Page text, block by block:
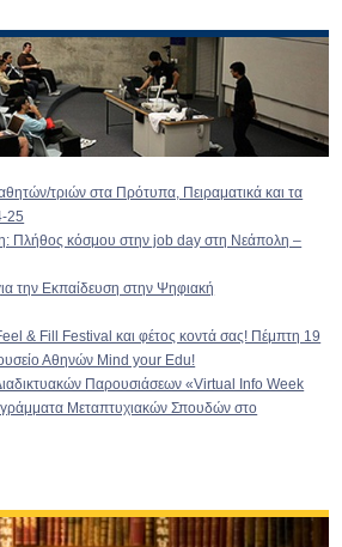
τριών στα Πρότυπα, Πειραματικά και τα
25
Πλήθος κόσμου στην job day στη Νεάπολη –
την Εκπαίδευση στην Ψηφιακή
& Fill Festival και φέτος κοντά σας! Πέμπτη 19
Αθηνών Mind your Edu!
Παρουσιάσεων «Virtual Info Week
Μεταπτυχιακών Σπουδών στο